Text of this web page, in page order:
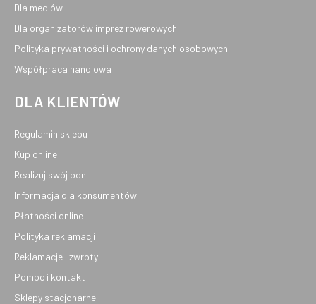
Dla mediów
Dla organizatorów imprez rowerowych
Polityka prywatności i ochrony danych osobowych
Współpraca handlowa
DLA KLIENTÓW
Regulamin sklepu
Kup online
Realizuj swój bon
Informacja dla konsumentów
Płatności online
Polityka reklamacji
Reklamacje i zwroty
Pomoc i kontakt
Sklepy stacjonarne